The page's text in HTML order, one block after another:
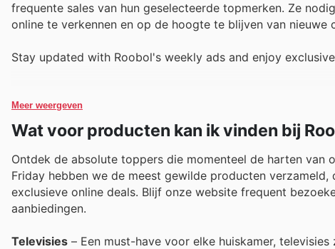
frequente sales van hun geselecteerde topmerken. Ze
online te verkennen en op de hoogte te blijven van
Stay updated with Roobol's weekly ads and enjoy
Meer weergeven
Wat voor producten kan ik vinden bij
Ontdek de absolute toppers die momenteel de harten van
Friday hebben we de meest gewilde producten
exclusieve online deals. Blijf onze website frequent
aanbiedingen.
Televisies – Een must-have voor elke huiskamer,